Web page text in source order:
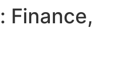
Finance,